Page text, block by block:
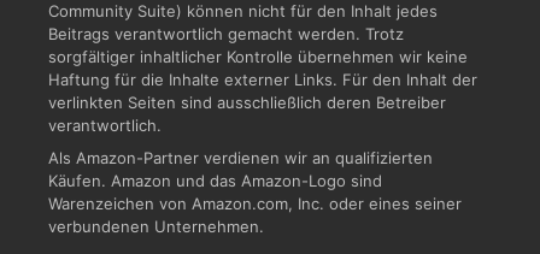
Community Suite) können nicht für den Inhalt jedes
Beitrags verantwortlich gemacht werden. Trotz
sorgfältiger inhaltlicher Kontrolle übernehmen wir keine
Haftung für die Inhalte externer Links. Für den Inhalt der
verlinkten Seiten sind ausschließlich deren Betreiber
verantwortlich.
Als Amazon-Partner verdienen wir an qualifizierten
Käufen. Amazon und das Amazon-Logo sind
Warenzeichen von Amazon.com, Inc. oder eines seiner
verbundenen Unternehmen.